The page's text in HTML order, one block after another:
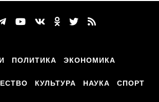
ПОЛИТИКА ЭКОНОМИКА
КУЛЬТУРА НАУКА СПОРТ